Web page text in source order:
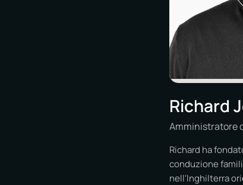
Richard
Amministratore
Richard ha
conduzione
nell'Inghilterra